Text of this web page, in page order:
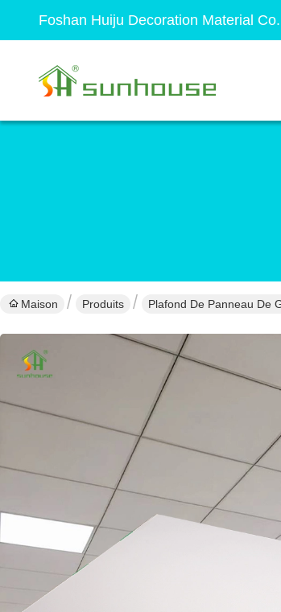
Foshan Huiju Decoration Material
Maison Produits Plafond De Panneau De